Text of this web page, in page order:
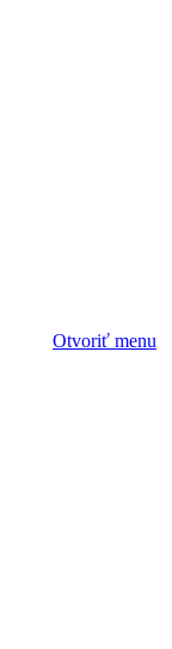
Otvoriť menu